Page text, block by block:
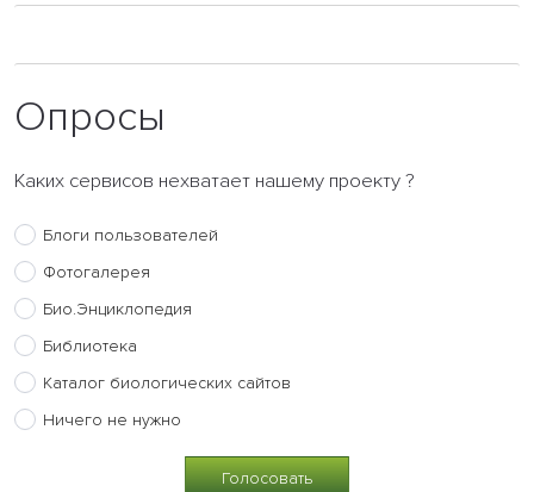
Опросы
Каких сервисов нехватает нашему проекту ?
Блоги пользователей
Фотогалерея
Био.Энциклопедия
Библиотека
Каталог биологических сайтов
Ничего не нужно